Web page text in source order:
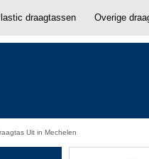
draagtassen Overige
Uit in Mechelen